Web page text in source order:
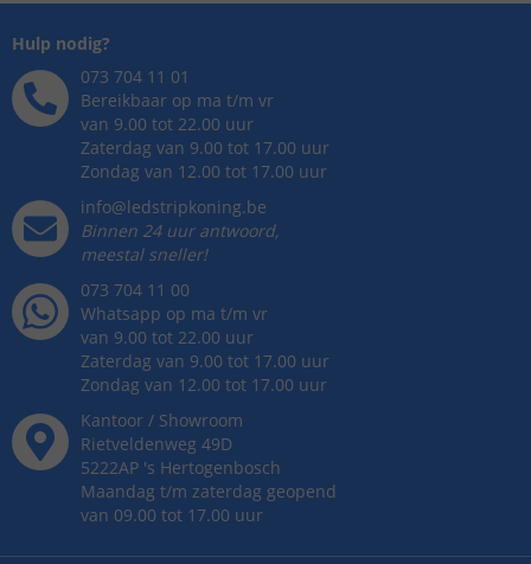
Hulp nodig?
073 704 11 01
Bereikbaar op ma t/m vr
van 9.00 tot 22.00 uur
Zaterdag van 9.00 tot 17.00 uur
Zondag van 12.00 tot 17.00 uur
info@ledstripkoning.be
Binnen 24 uur antwoord,
meestal sneller!
073 704 11 00
Whatsapp op ma t/m vr
van 9.00 tot 22.00 uur
Zaterdag van 9.00 tot 17.00 uur
Zondag van 12.00 tot 17.00 uur
Kantoor / Showroom
Rietveldenweg 49D
5222AP 's Hertogenbosch
Maandag t/m zaterdag geopend
van 09.00 tot 17.00 uur